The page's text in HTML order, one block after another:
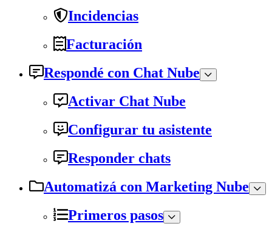
Incidencias
Facturación
Respondé con Chat Nube
Activar Chat Nube
Configurar tu asistente
Responder chats
Automatizá con Marketing Nube
Primeros pasos